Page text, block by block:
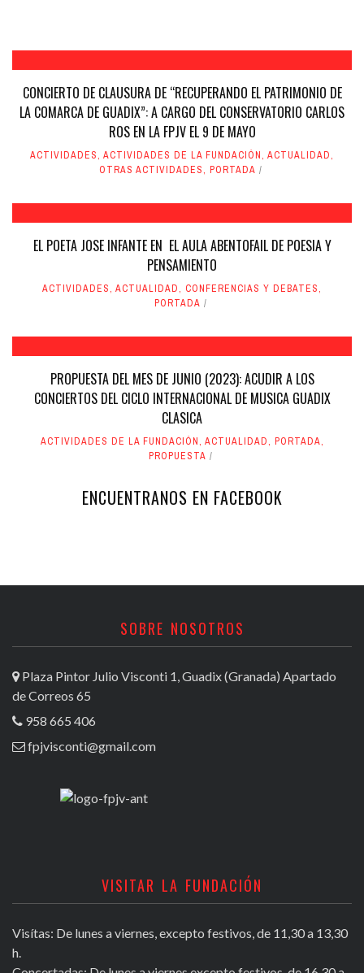
CONCIERTO DE CLAUSURA DE “RECUPERANDO EL PATRIMONIO DE
LA COMARCA DE GUADIX”: A CARGO DEL CONSERVATORIO CARLOS
ROS EN LA FPJV EL 9 DE MAYO
ACTIVIDADES, ACTIVIDADES DE LA FUNDACIÓN, ACTUALIDAD,
OTRAS ACTIVIDADES, PORTADA
EL POETA JOSE INFANTE EN EL AULA ABENTOFAIL DE POESIA Y
PENSAMIENTO
ACTIVIDADES, ACTUALIDAD, CONFERENCIAS Y DEBATES,
PORTADA
PROPUESTA DEL MES DE JUNIO (2023): ACUDIR A LOS
CONCIERTOS DEL CICLO INTERNACIONAL DE MUSICA GUADIX
CLASICA
ACTIVIDADES DE LA FUNDACIÓN, ACTUALIDAD, PORTADA,
PROPUESTA
ENCUENTRANOS EN FACEBOOK
SOBRE NOSOTROS
Plaza Pintor Julio Visconti 1, Guadix (Granada) Apartado
de Correos 65
958 665 406
fpjvisconti@gmail.com
VISITAR LA FUNDACIÓN
Visítas: De lunes a viernes, excepto festivos, de 11,30 a 13,30
h.